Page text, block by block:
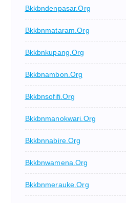
Bkkbndenpasar.org
Bkkbnmataram.org
Bkkbnkupang.org
Bkkbnambon.org
Bkkbnsofifi.org
Bkkbnmanokwari.org
Bkkbnnabire.org
Bkkbnwamena.org
Bkkbnmerauke.org